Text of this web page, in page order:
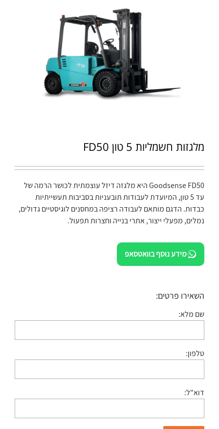
מלגזות חשמליות 5 טון FD50
Goodsense FD50 היא מלגזה דיזל עוצמתית לכושר הרמה של
עד 5 טון, המיועדת לעבודות תובעניות בסביבות תעשייתיות
כבדות. הדגם מותאם לעבודה רציפה במחסנים לוגיסטיים גדולים,
נמלים, מפעלי ייצור, אתרי בנייה וחצרות תפעול.
מידע נוסף בוואטסאפ
השאירו פרטים:
שם מלא:
טלפון:
דוא"ל: